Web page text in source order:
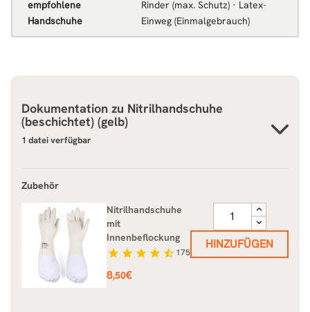
empfohlene
Handschuhe
Rinder (max. Schutz) · Latex-
Einweg (Einmalgebrauch)
Dokumentation zu Nitrilhandschuhe
(beschichtet) (gelb)
1 datei verfügbar
Zubehör
Nitrilhandschuhe
mit
Innenbeflockung
star star star star star_half 175
Preis
8,50€
HINZUFÜGEN